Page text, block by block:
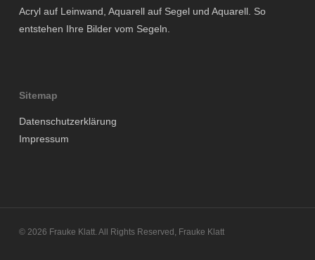
Acryl auf Leinwand, Aquarell auf Segel und Aquarell. So
entstehen Ihre Bilder vom Segeln.
Sitemap
Datenschutzerklärung
Impressum
© 2026 Frauke Klatt. All Rights Reserved, Frauke Klatt